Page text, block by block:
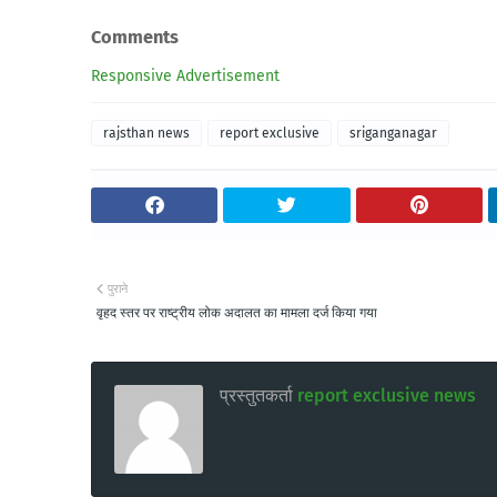
Comments
Responsive Advertisement
rajsthan news report exclusive sriganganagar
पुराने
वृहद स्तर पर राष्ट्रीय लोक अदालत का मामला दर्ज किया गया
प्रस्तुतकर्ता report exclusive news